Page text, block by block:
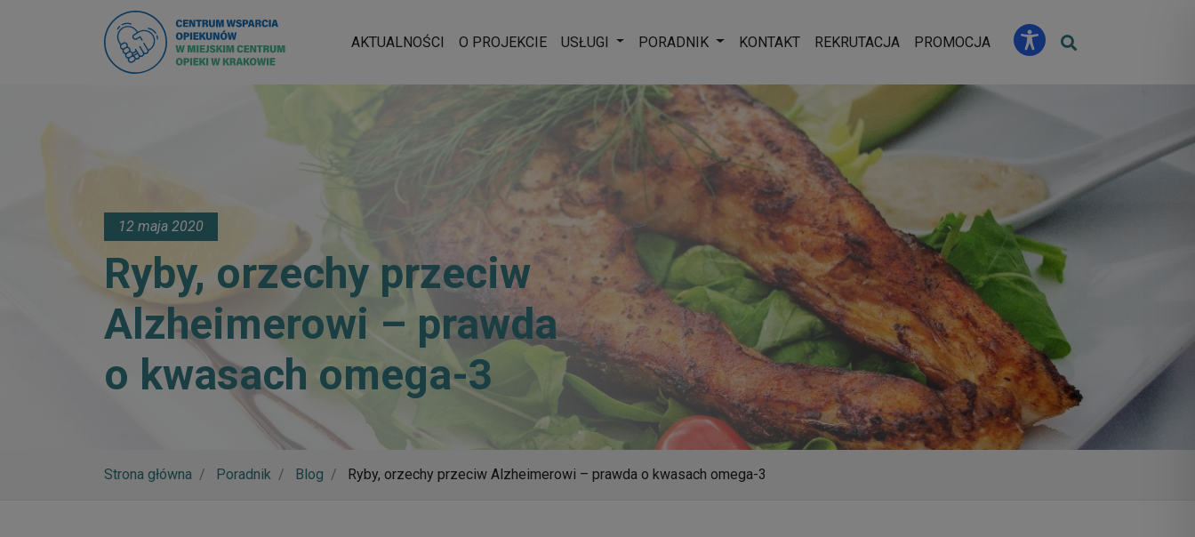
AKTUALNOŚCI O PROJEKCIE USŁUGI Rozwiń menu
PORADNIK Rozwiń menu
KONTAKT REKRUTACJA PROMOCJA
12 maja 2020
Ryby, orzechy przeciw
Alzheimerowi – prawda
o kwasach omega-3
Strona główna Poradnik Blog Ryby, orzechy przeciw Alzheimerowi – prawda o kwasach omega-3